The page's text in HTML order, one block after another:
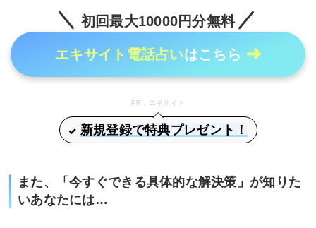
初回最大10000円分無料
エキサイト電話占いはこちら
PR：エキサイト
新規登録で特典プレゼント！
また、「今すぐできる具体的な解決策」が知りた
いあなたには…